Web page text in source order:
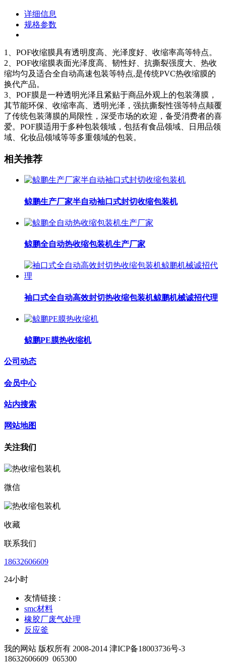
详细信息
规格参数
1、POF收缩膜具有透明度高、光泽度好、收缩率高等特点。
2、POF收缩膜表面光泽度高、韧性好、抗撕裂强度大、热收
缩均匀及适合全自动高速包装等特点,是传统PVC热收缩膜的
换代产品。
3、POF膜是一种透明光泽且紧贴于商品外观上的包装薄膜，
其节能环保、收缩率高、透明光泽，强抗撕裂性强等特点颠覆
了传统包装薄膜的局限性，深受市场的欢迎，备受消费者的喜
爱。POF膜适用于多种包装领域，包括有食品领域、日用品领
域、化妆品领域等等多重领域的包装。
相关推荐
鲸鹏生产厂家半自动袖口式封切收缩包装机
鲸鹏全自动热收缩包装机生产厂家
袖口式全自动高效封切热收缩包装机鲸鹏机械诚招代理
鲸鹏PE膜热收缩机
公司动态
会员中心
站内搜索
网站地图
关注我们
微信
收藏
联系我们
18632606609
24小时
友情链接 :
smc材料
橡胶厂废气处理
反应釜
我的网站 版权所有 2008-2014 津ICP备18003736号-3
18632606609 065300